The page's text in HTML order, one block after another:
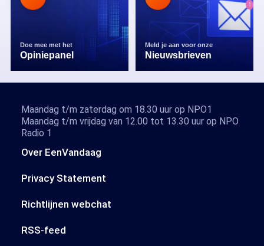
Doe mee met het
Opiniepanel
Meld je aan voor onze
Nieuwsbrieven
Over EenVandaag
Privacy Statement
Richtlijnen webchat
RSS-feed
Maandag t/m zaterdag om 18.30 uur op NPO1
Maandag t/m vrijdag van 12.00 tot 13.30 uur op NPO
Radio 1